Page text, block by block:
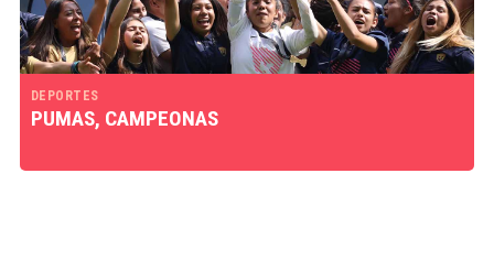
DEPORTES
PUMAS, CAMPEONAS